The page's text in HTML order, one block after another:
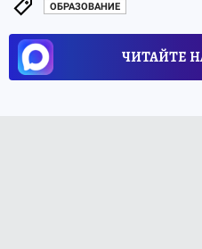
ОБРАЗОВАНИЕ
ЧИТАЙТЕ